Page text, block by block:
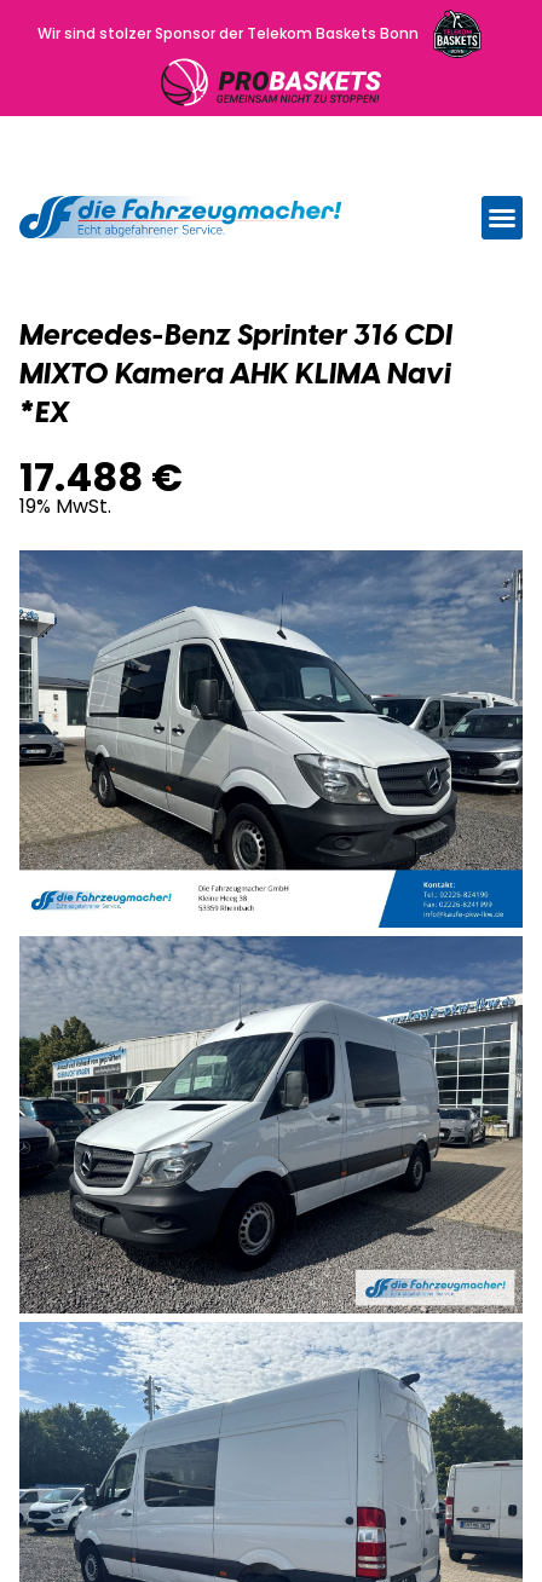
Wir sind stolzer Sponsor der Telekom Baskets Bonn
Mercedes-Benz Sprinter 316 CDI
MIXTO Kamera AHK KLIMA Navi
*EX
17.488 €
19% MwSt.